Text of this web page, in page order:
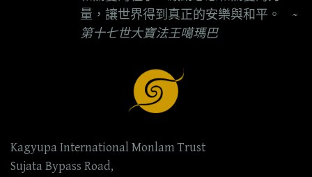
量，讓世界得到真正的安樂與和平。
~
第十七世大寶法王噶瑪巴
Kagyupa International Monlam Trust
Sujata Bypass Road,